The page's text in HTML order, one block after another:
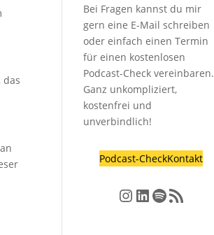
das
Bei Fragen kannst du mir
gern eine E-Mail schreiben
oder einfach einen Termin
für einen kostenlosen
Podcast-Check vereinbaren.
Ganz unkompliziert,
kostenfrei und
unverbindlich!
Podcast-CheckKontakt
Instagram
LinkedIn
Spotify
RSS-Feed